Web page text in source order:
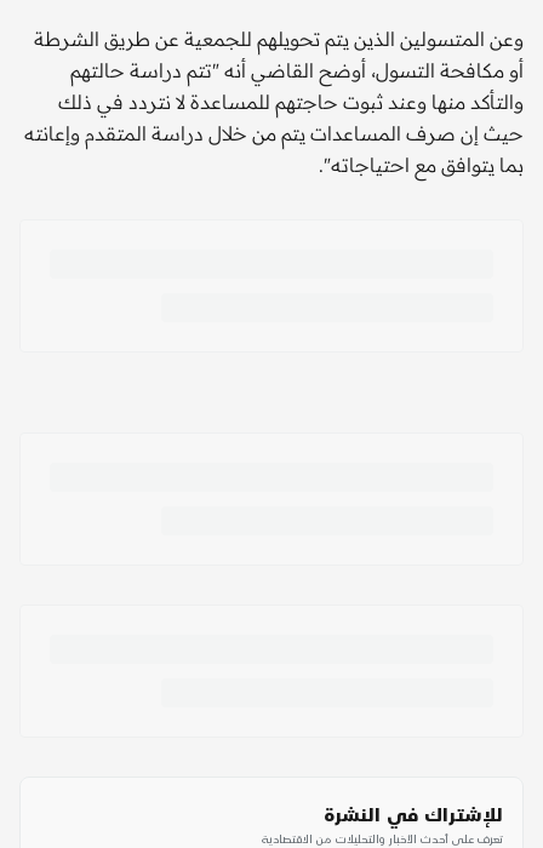
وعن المتسولين الذين يتم تحويلهم للجمعية عن طريق الشرطة
أو مكافحة التسول، أوضح القاضي أنه "تتم دراسة حالتهم
والتأكد منها وعند ثبوت حاجتهم للمساعدة لا نتردد في ذلك
حيث إن صرف المساعدات يتم من خلال دراسة المتقدم وإعانته
بما يتوافق مع احتياجاته".
للإشتراك في النشرة
تعرف على أحدث الأخبار والتحليلات من الاقتصادية